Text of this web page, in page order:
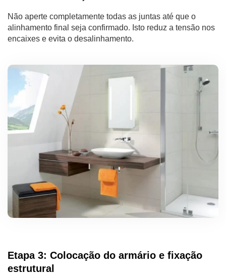
Não aperte completamente todas as juntas até que o
alinhamento final seja confirmado. Isto reduz a tensão nos
encaixes e evita o desalinhamento.
Etapa 3: Colocação do armário e fixação
estrutural